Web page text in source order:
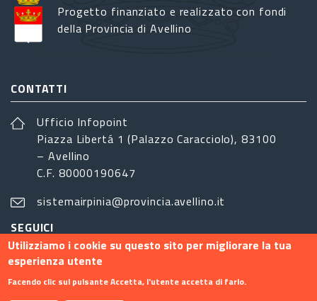
Progetto finanziato e realizzato con fondi
della Provincia di Avellino
CONTATTI
Ufficio Infopoint
Piazza Libertá 1 (Palazzo Caracciolo), 83100
– Avellino
C.F. 80000190647
sistemairpinia@provincia.avellino.it
SEGUICI
Utilizziamo i cookie su questo sito per migliorare la tua
esperienza utente
Facendo clic sul pulsante Accetta, l'utente accetta di farlo.